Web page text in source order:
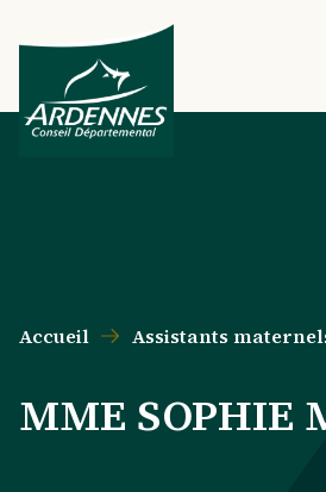
Accueil Assistants
MME SOPHIE